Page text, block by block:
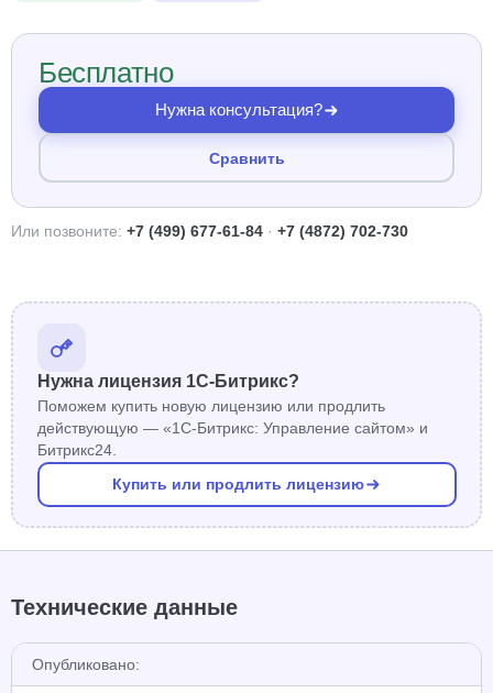
Бесплатно
Нужна консультация?
Сравнить
Или позвоните: +7 (499) 677-61-84 · +7 (4872) 702-730
Нужна лицензия 1С-Битрикс?
Поможем купить новую лицензию или продлить
действующую — «1С-Битрикс: Управление сайтом» и
Битрикс24.
Купить или продлить лицензию
Технические данные
Опубликовано: